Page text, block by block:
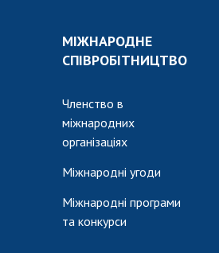
МІЖНАРОДНЕ
СПІВРОБІТНИЦТВО
Членство в
міжнародних
організаціях
Міжнародні угоди
Міжнародні програми
та конкурси